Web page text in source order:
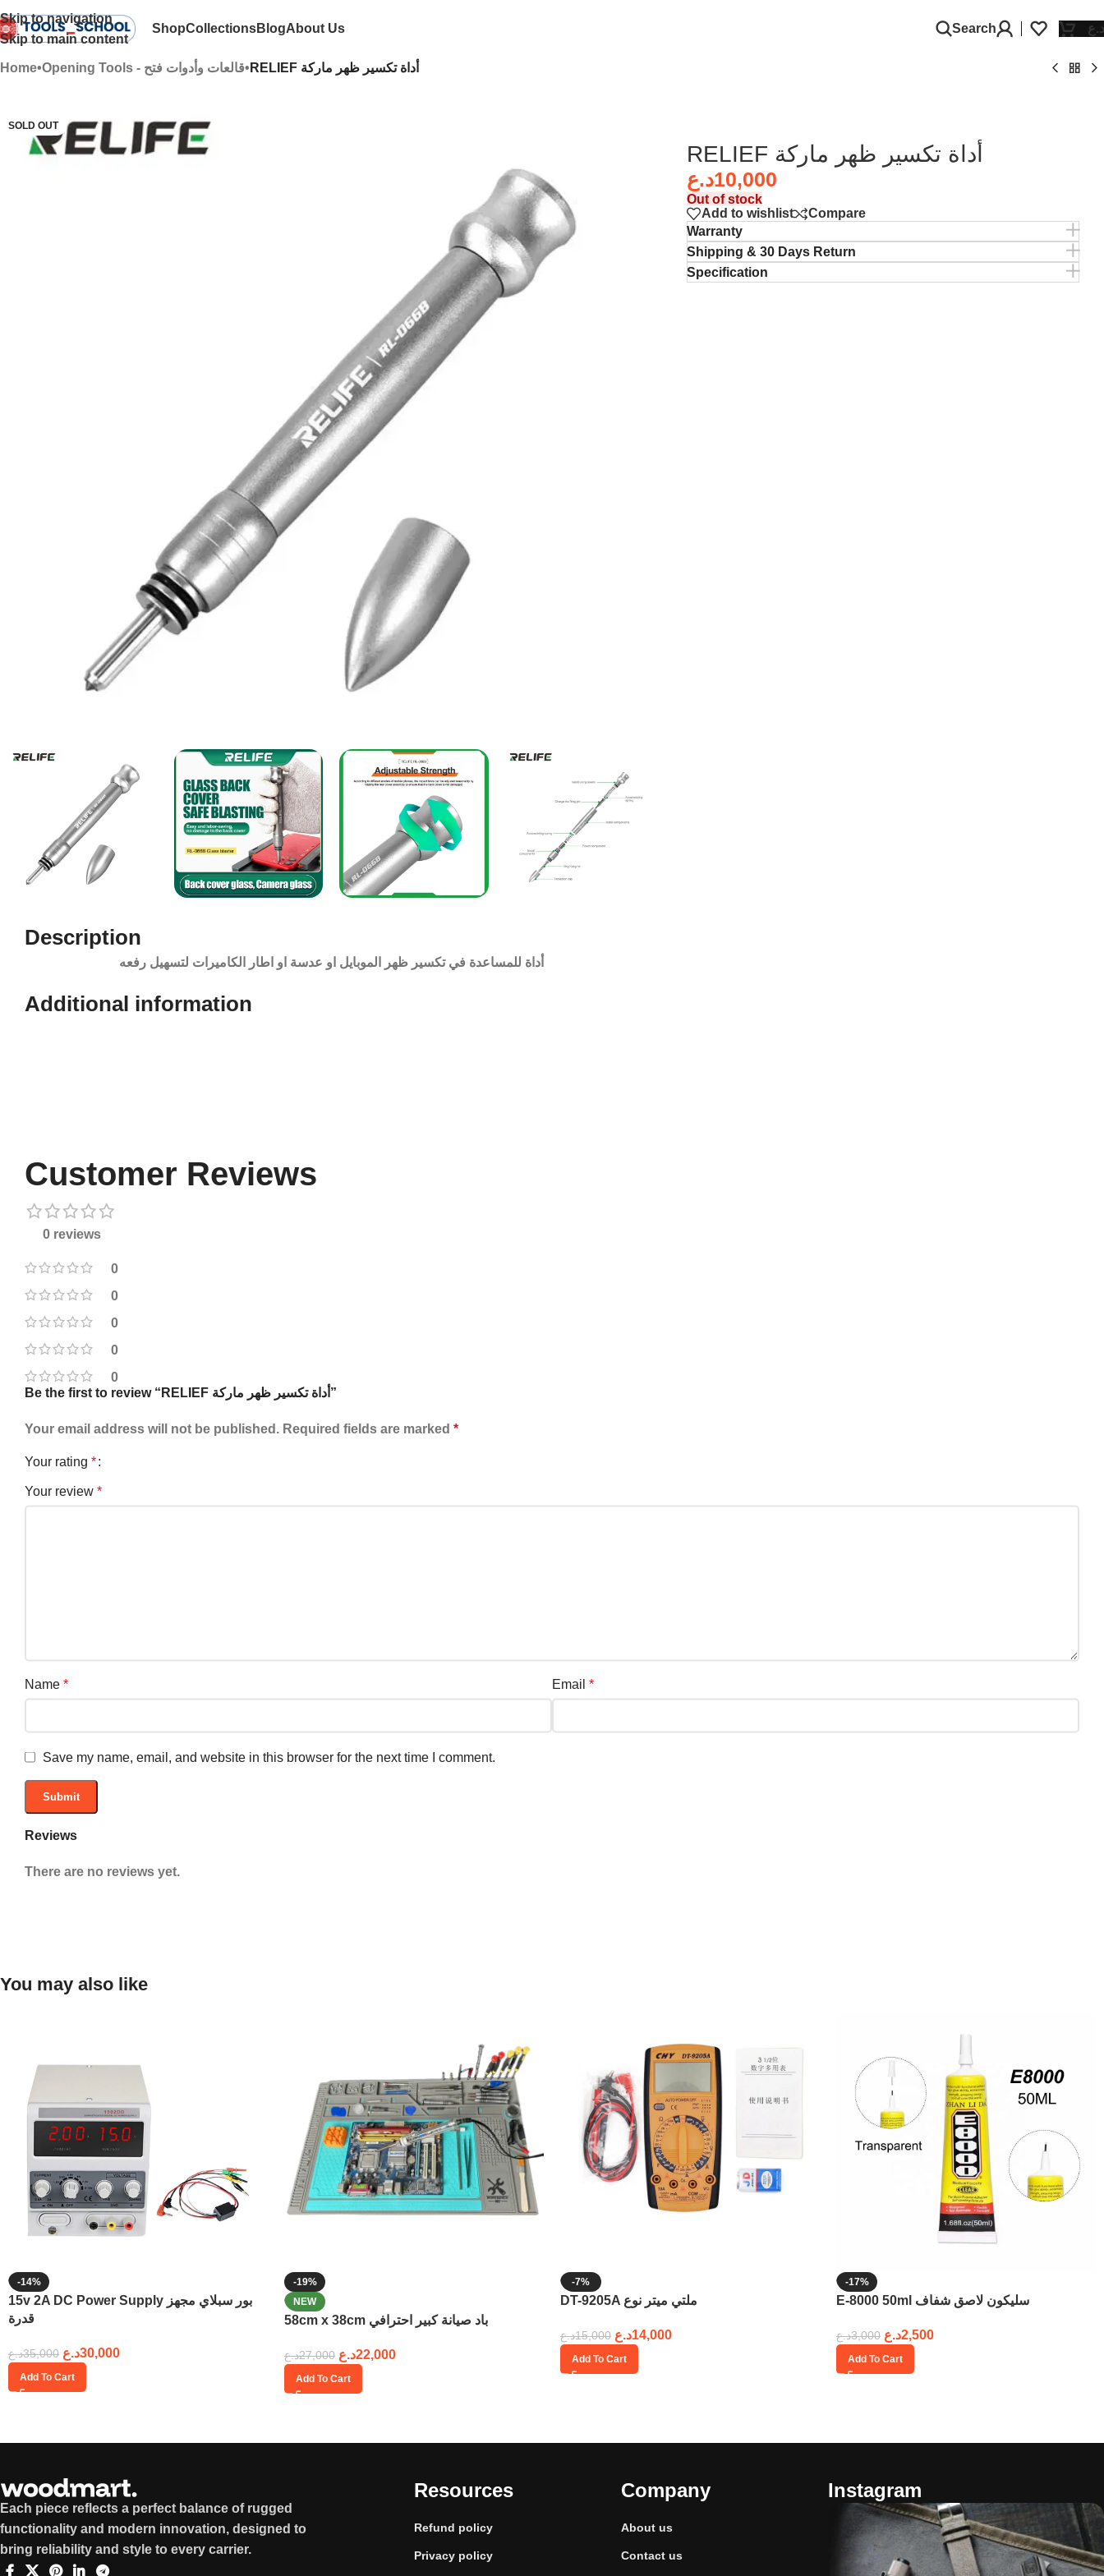
Skip to navigation
Skip to main content
ShopCollectionsBlogAbout Us Search د.ع
Home• Opening Tools - قالعات وأدوات فتح• RELIEF أداة تكسير ظهر ماركة
SOLD OUT
Description
أداة للمساعدة في تكسير ظهر الموبايل او عدسة او اطار الكاميرات لتسهيل رفعه
Additional information​
RELIEF أداة تكسير ظهر ماركة
10,000د.ع
Out of stock
Add to wishlist
Compare
Warranty
Shipping & 30 Days Return
Specification
Customer Reviews
0 reviews
0
0
0
0
0
Reviews
There are no reviews yet.
Be the first to review “RELIEF أداة تكسير ظهر ماركة”
Your email address will not be published. Required fields are marked *
Your rating *
Your review *
Name * Email *
Save my name, email, and website in this browser for the next time I comment.
You may also like
-14%
15v 2A DC Power Supply بور سبلاي مجهز
قدرة
35,000د.ع 30,000د.ع
Add To Cart
-19%
NEW
58cm x 38cm باد صيانة كبير احترافي
27,000د.ع 22,000د.ع
Add To Cart
-7%
DT-9205A ملتي ميتر نوع
15,000د.ع 14,000د.ع
Add To Cart
-17%
E-8000 50ml سليكون لاصق شفاف
3,000د.ع 2,500د.ع
Add To Cart
Each piece reflects a perfect balance of rugged
functionality and modern innovation, designed to
bring reliability and style to every carrier.
Resources
Refund policy
Privacy policy
Company
About us
Contact us
Instagram